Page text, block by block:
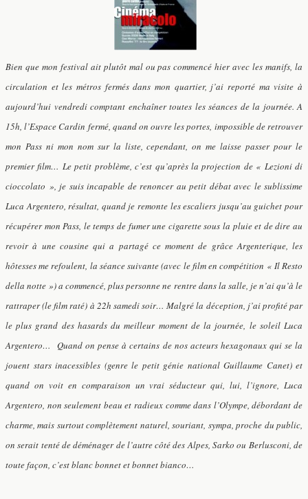
Bien que mon festival ait plutôt mal ou pas commencé hier avec les manifs, la
circulation et les métros fermés dans mon quartier, j’ai reporté ma visite à
aujourd’hui vendredi comptant enchaîner toutes les séances de la journée. A
15h, l’Espace Cardin fermé, quand on ouvre les portes, impossible de retrouver
mon Pass ni mon nom sur la liste, cependant, on me laisse passer pour le
premier film… Le petit problème, c’est qu’après la projection de « Lezioni di
cioccolato », je suis incapable de renoncer au petit débat avec le sublissime
Luca Argentero, résultat, quand je remonte les escaliers jusqu’au guichet pour
récupérer mon Pass, le temps de fumer une cigarette sous la pluie et de dire au
revoir à une cousine qui a partagé ce moment de grâce Argenterique, les
hôtesses me refoulent, la séance suivante (avec le film en compétition « Il Resto
della notte ») a commencé, plus personne ne rentre dans la salle, je n’ai qu’à le
rattraper (le film raté) à 22h samedi soir…Malgré la déception, j’ai profité par
le plus grand des hasards du meilleur moment de la journée, le soleil Luca
Argentero… Quand on pense à certains de nos acteurs hexagonaux qui se la
jouent stars inacessibles (genre le petit génie national Guillaume Canet) et
quand on voit en comparaison un vrai séducteur qui, lui, l’ignore, Luca
Argentero, non seulement beau et radieux comme dans l’Olympe, débordant de
charme, mais surtout complètement naturel, souriant, sympa, proche du public,
on serait tenté de déménager de l’autre côté des Alpes, Sarko ou Berlusconi, de
toute façon, c’est blanc bonnet et bonnet bianco…